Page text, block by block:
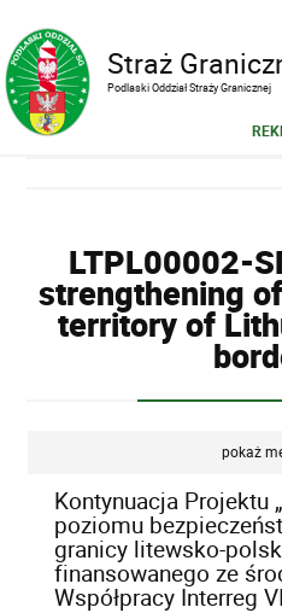
Straż
Podlaski Oddział Straży Granicznej
LTPL00002-
strengthening
territory of
pokaż
Kontynuacja Projektu
poziomu
granicy litewsko-
finansowanego ze
Współpracy Interreg